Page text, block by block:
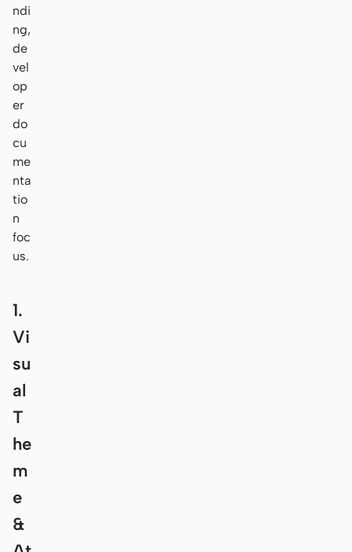
ndi
ng,
de
vel
op
er
do
cu
me
nta
tio
n
foc
us.
1.
Vi
su
al
T
he
m
e
&